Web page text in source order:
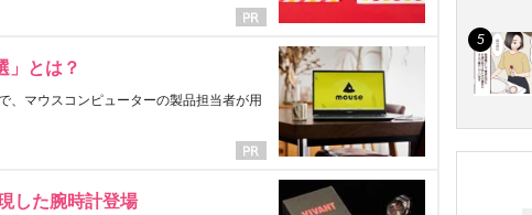
」とは？
、マウスコンピューターの製品担当者が用
した腕時計登場